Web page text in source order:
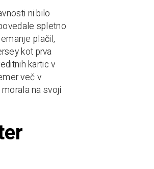
ni bilo
spletno
plačil,
kot prva
kartic v
več v
na svoji